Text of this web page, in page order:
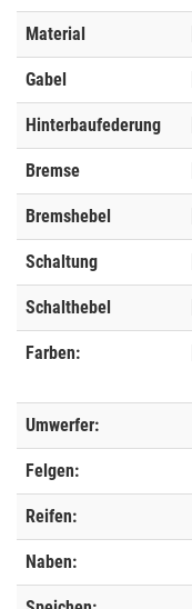
Material
Gabel
Hinterbaufederung
Bremse
Bremshebel
Schaltung
Schalthebel
Farben:
Umwerfer:
Felgen:
Reifen:
Naben: